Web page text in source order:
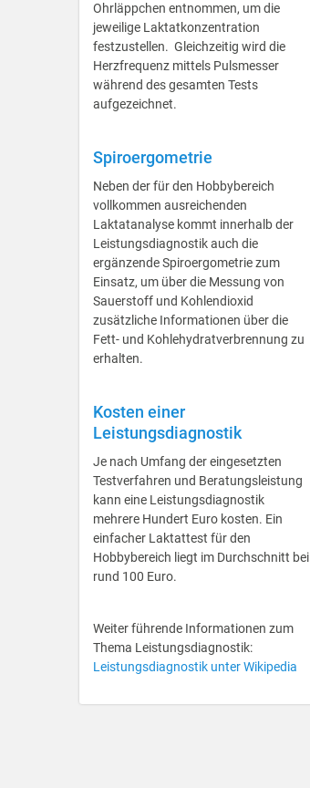
Ohrläppchen entnommen, um die
jeweilige Laktatkonzentration
festzustellen. Gleichzeitig wird die
Herzfrequenz mittels Pulsmesser
während des gesamten Tests
aufgezeichnet.
Spiroergometrie
Neben der für den Hobbybereich
vollkommen ausreichenden
Laktatanalyse kommt innerhalb der
Leistungsdiagnostik auch die
ergänzende Spiroergometrie zum
Einsatz, um über die Messung von
Sauerstoff und Kohlendioxid
zusätzliche Informationen über die
Fett- und Kohlehydratverbrennung zu
erhalten.
Kosten einer
Leistungsdiagnostik
Je nach Umfang der eingesetzten
Testverfahren und Beratungsleistung
kann eine Leistungsdiagnostik
mehrere Hundert Euro kosten. Ein
einfacher Laktattest für den
Hobbybereich liegt im Durchschnitt bei
rund 100 Euro.
Weiter führende Informationen zum
Thema Leistungsdiagnostik:
Leistungsdiagnostik unter Wikipedia